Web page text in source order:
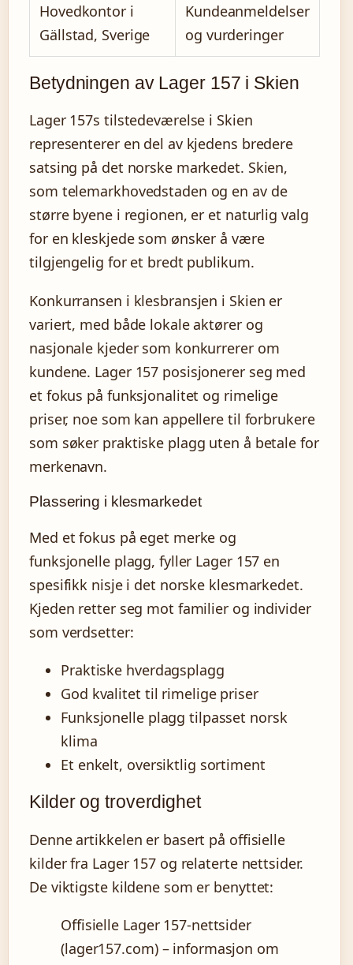
Hovedkontor i
Gällstad, Sverige
Kundeanmeldelser
og vurderinger
Betydningen av Lager 157 i Skien
Lager 157s tilstedeværelse i Skien
representerer en del av kjedens bredere
satsing på det norske markedet. Skien,
som telemarkhovedstaden og en av de
større byene i regionen, er et naturlig valg
for en kleskjede som ønsker å være
tilgjengelig for et bredt publikum.
Konkurransen i klesbransjen i Skien er
variert, med både lokale aktører og
nasjonale kjeder som konkurrerer om
kundene. Lager 157 posisjonerer seg med
et fokus på funksjonalitet og rimelige
priser, noe som kan appellere til forbrukere
som søker praktiske plagg uten å betale for
merkenavn.
Plassering i klesmarkedet
Med et fokus på eget merke og
funksjonelle plagg, fyller Lager 157 en
spesifikk nisje i det norske klesmarkedet.
Kjeden retter seg mot familier og individer
som verdsetter:
Praktiske hverdagsplagg
God kvalitet til rimelige priser
Funksjonelle plagg tilpasset norsk
klima
Et enkelt, oversiktlig sortiment
Kilder og troverdighet
Denne artikkelen er basert på offisielle
kilder fra Lager 157 og relaterte nettsider.
De viktigste kildene som er benyttet:
Offisielle Lager 157-nettsider
(lager157.com) – informasjon om